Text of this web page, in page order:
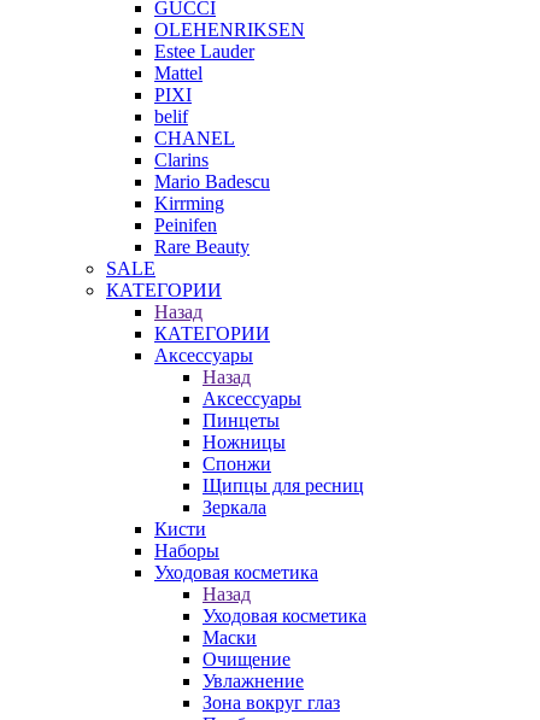
GUCCI
OLEHENRIKSEN
Estee Lauder
Mattel
PIXI
belif
CHANEL
Clarins
Mario Badescu
Kirrming
Peinifen
Rare Beauty
SALE
КАТЕГОРИИ
Назад
КАТЕГОРИИ
Аксессуары
Назад
Аксессуары
Пинцеты
Ножницы
Спонжи
Щипцы для ресниц
Зеркала
Кисти
Наборы
Уходовая косметика
Назад
Уходовая косметика
Маски
Очищение
Увлажнение
Зона вокруг глаз